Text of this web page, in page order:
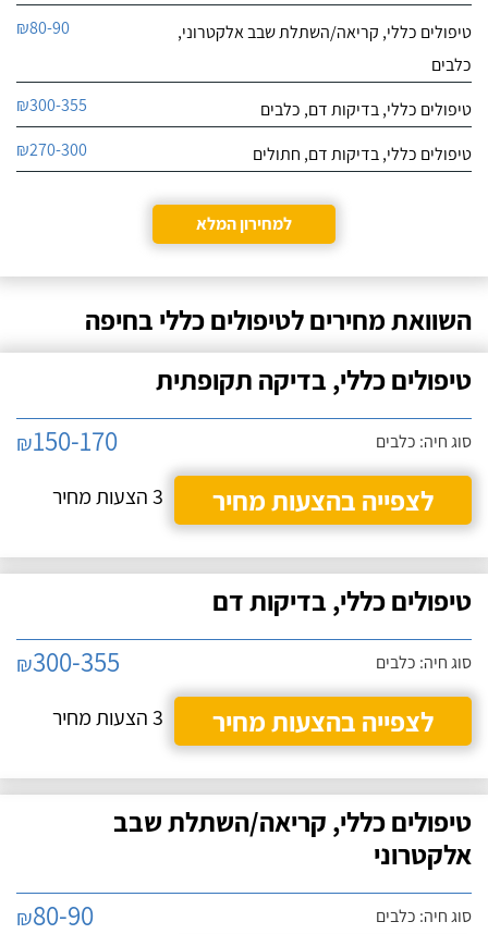
ד"ר אבירם עזרא - וטרינר נייד בצפון
חייג עכשיו
טיפולים כללי, קריאה/השתלת שבב אלקטרוני,
כלבים
₪80-90
טיפולים כללי, בדיקות דם, כלבים ₪300-355
טיפולים כללי, בדיקות דם, חתולים ₪270-300
למחירון המלא
השוואת מחירים לטיפולים כללי בחיפה
טיפולים כללי, בדיקה תקופתית
סוג חיה: כלבים ₪150-170
לצפייה בהצעות מחיר
3 הצעות מחיר
טיפולים כללי, בדיקות דם
סוג חיה: כלבים ₪300-355
לצפייה בהצעות מחיר
3 הצעות מחיר
טיפולים כללי, קריאה/השתלת שבב
אלקטרוני
סוג חיה: כלבים ₪80-90